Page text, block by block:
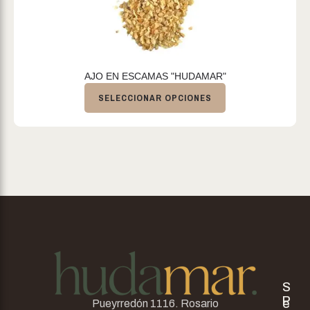
AJO EN ESCAMAS "HUDAMAR"
SELECCIONAR OPCIONES
Pueyrredón 1116. Rosario
P
S
e